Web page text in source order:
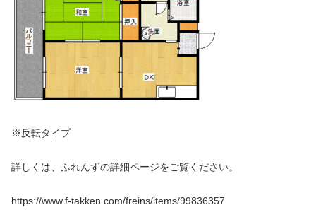
※反転タイプ
詳しくは、ふれんずの詳細ページをご覧ください。
https://www.f-takken.com/freins/items/99836357